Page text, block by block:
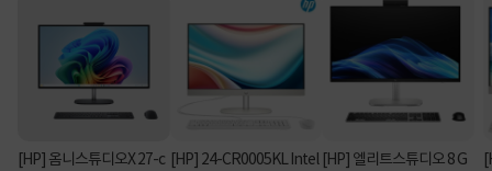
[HP] 옴니스튜디오X 27-c
[HP] 24-CR0005KL Intel [HP] 엘리트스튜디오 8 G